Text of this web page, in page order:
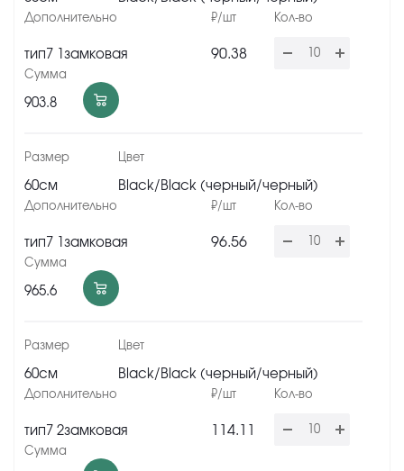
тип7 1замковая 90.38
903.8
60см Black/Black (черный/черный)
тип7 1замковая 96.56
965.6
60см Black/Black (черный/черный)
тип7 2замковая 114.11